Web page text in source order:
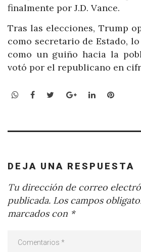
finalmente por J.D. Vance.
Tras las elecciones, Trump
como secretario de Estado,
como un guiño hacia la
votó por el republicano en
WhatsApp
Facebook
TwitterGoogle+LinkedIn
DEJA UNA RESPUESTA
Tu dirección de correo
publicada. Los campos
marcados con *